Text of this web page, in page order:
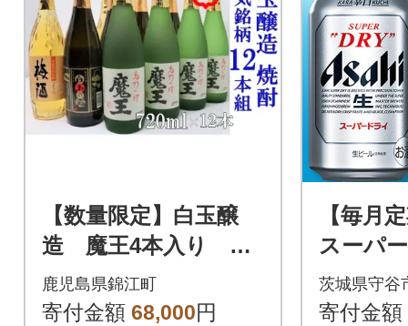
【数量限定】白玉醸
造 魔王4本入り 人
気銘柄12本セット(4合
瓶)No.6008-2
鹿児島県錦江町
寄付金額 68,000円
【毎月
スーパ
l×24本
茨城県守谷
寄付金額